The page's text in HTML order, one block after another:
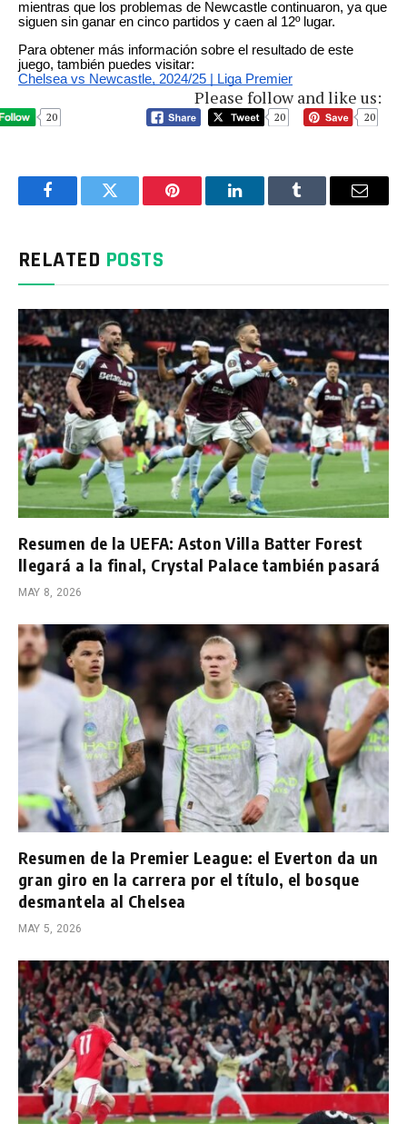
mientras que los problemas de Newcastle continuaron, ya que
siguen sin ganar en cinco partidos y caen al 12º lugar.
Para obtener más información sobre el resultado de este
juego, también puedes visitar:
Chelsea vs Newcastle, 2024/25 | Liga Premier
Please follow and like us:
20 20 20
FacebookTwitter Pinterest LinkedInTumblr Email
RELATED POSTS
Resumen de la UEFA: Aston Villa Batter Forest
llegará a la final, Crystal Palace también pasará
MAY 8, 2026
Resumen de la Premier League: el Everton da un
gran giro en la carrera por el título, el bosque
desmantela al Chelsea
MAY 5, 2026